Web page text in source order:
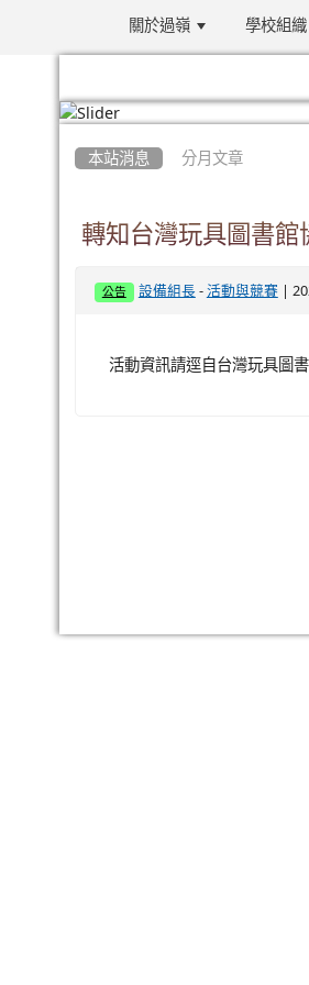
關於過嶺 學校組織
本站消息 分月文章
轉知台灣玩具圖書館
公告 設備組長- 活動與競賽|
活動資訊請逕自台灣玩具圖